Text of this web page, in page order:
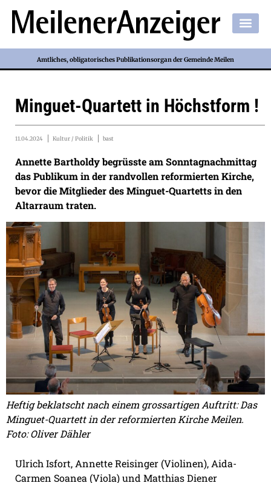
Amtliches, obligatorisches Publikationsorgan der Gemeinde Meilen
Minguet-Quartett in Höchstform !
11.04.2024 Kultur / Politik bast
Annette Bartholdy begrüsste am Sonntagnachmittag
das Publikum in der randvollen reformierten Kirche,
bevor die Mitglieder des Minguet-Quartetts in den
Altarraum traten.
Heftig beklatscht nach einem grossartigen Auftritt: Das
Minguet-Quartett in der reformierten Kirche Meilen.
Foto: Oliver Dähler
Ulrich Isfort, Annette Reisinger (Violinen), Aida-
Carmen Soanea (Viola) und Matthias Diener